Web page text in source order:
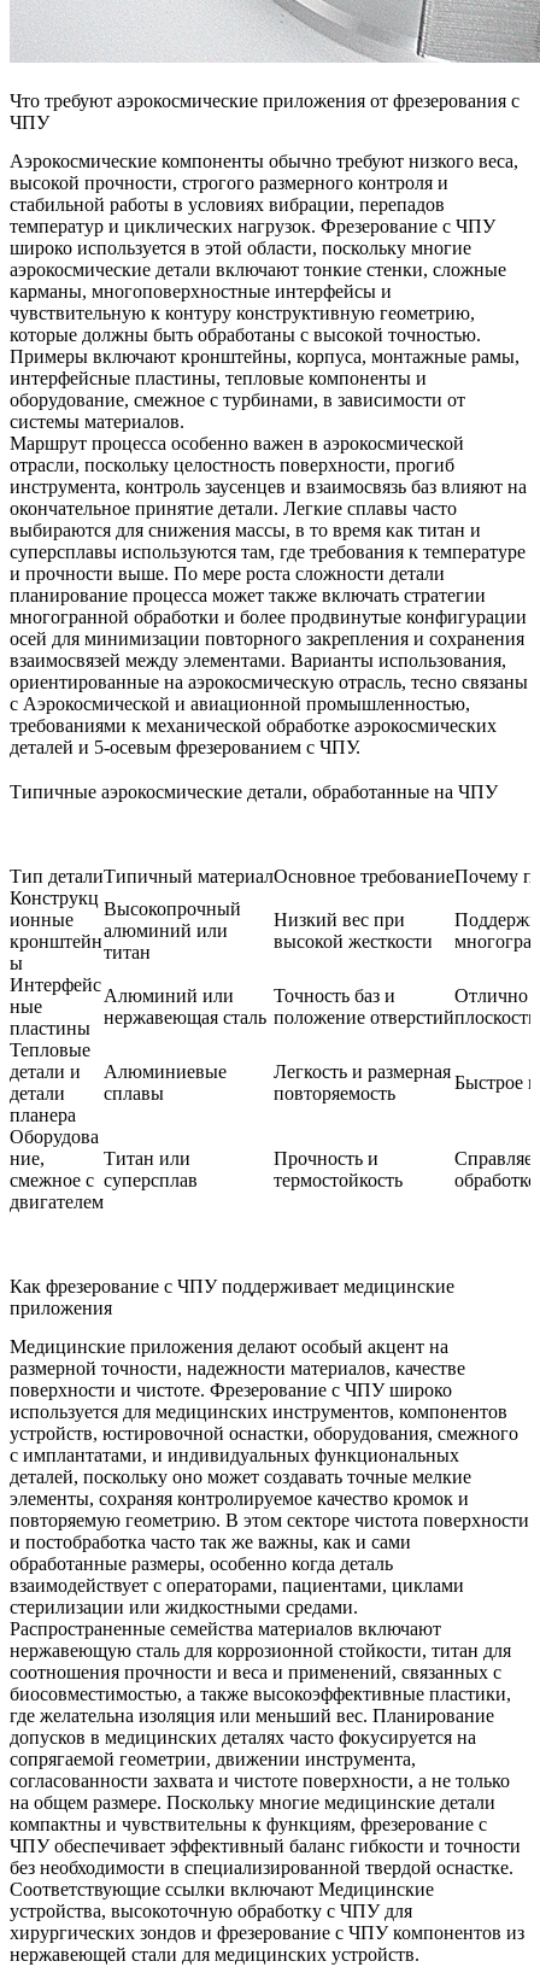
Что требуют аэрокосмические приложения от фрезерования с
ЧПУ
Аэрокосмические компоненты обычно требуют низкого веса,
высокой прочности, строгого размерного контроля и
стабильной работы в условиях вибрации, перепадов
температур и циклических нагрузок. Фрезерование с ЧПУ
широко используется в этой области, поскольку многие
аэрокосмические детали включают тонкие стенки, сложные
карманы, многоповерхностные интерфейсы и
чувствительную к контуру конструктивную геометрию,
которые должны быть обработаны с высокой точностью.
Примеры включают кронштейны, корпуса, монтажные рамы,
интерфейсные пластины, тепловые компоненты и
оборудование, смежное с турбинами, в зависимости от
системы материалов.
Маршрут процесса особенно важен в аэрокосмической
отрасли, поскольку целостность поверхности, прогиб
инструмента, контроль заусенцев и взаимосвязь баз влияют на
окончательное принятие детали. Легкие сплавы часто
выбираются для снижения массы, в то время как титан и
суперсплавы используются там, где требования к температуре
и прочности выше. По мере роста сложности детали
планирование процесса может также включать стратегии
многогранной обработки и более продвинутые конфигурации
осей для минимизации повторного закрепления и сохранения
взаимосвязей между элементами. Варианты использования,
ориентированные на аэрокосмическую отрасль, тесно связаны
с Аэрокосмической и авиационной промышленностью,
требованиями к механической обработке аэрокосмических
деталей и 5-осевым фрезерованием с ЧПУ.
Типичные аэрокосмические детали, обработанные на ЧПУ
Тип деталиТипичный материалОсновное требованиеПочему
Конструкц
ионные
кронштейн
ы
Высокопрочный
алюминий или
титан
Низкий вес при
высокой жесткости
Интерфейс
ные
пластины
Алюминий или
нержавеющая сталь
Точность баз и
положение отверстий
Отлично
Тепловые
детали и
детали
планера
Алюминиевые
сплавы
Легкость и размерная
повторяемость
Быстрое
Оборудова
ние,
смежное с
двигателем
Титан или
суперсплав
Прочность и
термостойкость
Как фрезерование с ЧПУ поддерживает медицинские
приложения
Медицинские приложения делают особый акцент на
размерной точности, надежности материалов, качестве
поверхности и чистоте. Фрезерование с ЧПУ широко
используется для медицинских инструментов, компонентов
устройств, юстировочной оснастки, оборудования, смежного
с имплантатами, и индивидуальных функциональных
деталей, поскольку оно может создавать точные мелкие
элементы, сохраняя контролируемое качество кромок и
повторяемую геометрию. В этом секторе чистота поверхности
и постобработка часто так же важны, как и сами
обработанные размеры, особенно когда деталь
взаимодействует с операторами, пациентами, циклами
стерилизации или жидкостными средами.
Распространенные семейства материалов включают
нержавеющую сталь для коррозионной стойкости, титан для
соотношения прочности и веса и применений, связанных с
биосовместимостью, а также высокоэффективные пластики,
где желательна изоляция или меньший вес. Планирование
допусков в медицинских деталях часто фокусируется на
сопрягаемой геометрии, движении инструмента,
согласованности захвата и чистоте поверхности, а не только
на общем размере. Поскольку многие медицинские детали
компактны и чувствительны к функциям, фрезерование с
ЧПУ обеспечивает эффективный баланс гибкости и точности
без необходимости в специализированной твердой оснастке.
Соответствующие ссылки включают Медицинские
устройства, высокоточную обработку с ЧПУ для
хирургических зондов и фрезерование с ЧПУ компонентов из
нержавеющей стали для медицинских устройств.